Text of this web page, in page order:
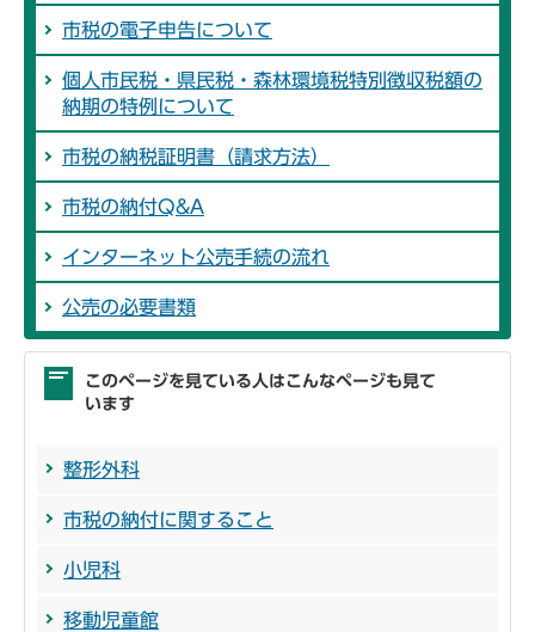
市税の電子申告について
個人市民税・県民税・森林環境税特別徴収税額の
納期の特例について
市税の納税証明書（請求方法）
市税の納付Q&A
インターネット公売手続の流れ
公売の必要書類
このページを見ている人はこんなページも見て
います
整形外科
市税の納付に関すること
小児科
移動児童館